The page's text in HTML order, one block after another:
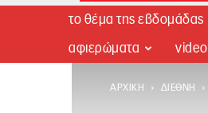
το θέμα της εβδομάδας
αφιερώματα video
ΑΡΧΙΚΉ ΔΙΕΘΝΉ